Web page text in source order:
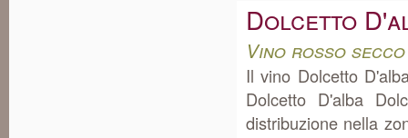
Dolcetto
Vino rosso secco
Il vino Dolcetto
Dolcetto D'alba
distribuzione nella